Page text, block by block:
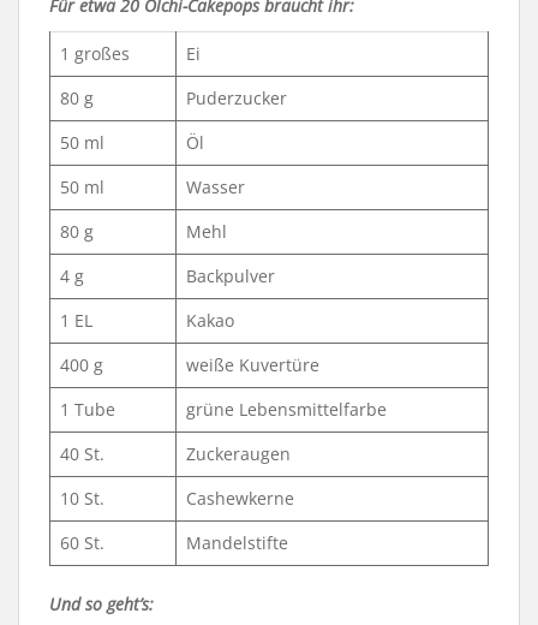
Für etwa 20 Olchi-Cakepops braucht ihr:
1 großes
Ei
80 g
Puderzucker
50 ml
Öl
50 ml
Wasser
80 g
Mehl
4 g
Backpulver
1 EL
Kakao
400 g
weiße Kuvertüre
1 Tube
grüne Lebensmittelfarbe
40 St.
Zuckeraugen
10 St.
Cashewkerne
60 St.
Mandelstifte
Und so geht’s: